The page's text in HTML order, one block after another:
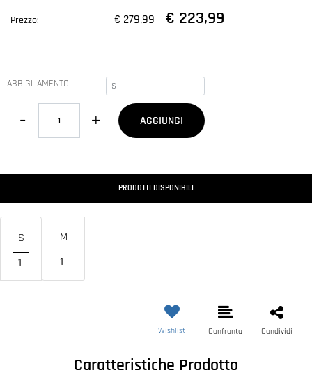
Prezzo: € 279,99 € 223,99
ABBIGLIAMENTO
Quantità
AGGIUNGI
PRODOTTI DISPONIBILI
S
1
M
1
Wishlist Confronta Condividi
Caratteristiche Prodotto